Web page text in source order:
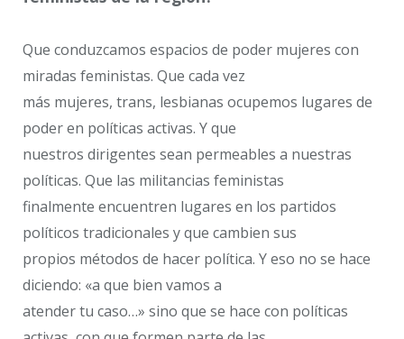
Que conduzcamos espacios de poder mujeres con
miradas feministas. Que cada vez
más mujeres, trans, lesbianas ocupemos lugares de
poder en políticas activas. Y que
nuestros dirigentes sean permeables a nuestras
políticas. Que las militancias feministas
finalmente encuentren lugares en los partidos
políticos tradicionales y que cambien sus
propios métodos de hacer política. Y eso no se hace
diciendo: «a que bien vamos a
atender tu caso…» sino que se hace con políticas